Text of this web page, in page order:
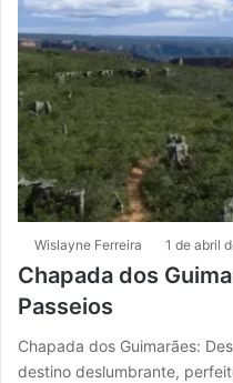
Wislayne Ferreira 1 de abril
Chapada dos
Passeios
Chapada dos Guimarães:
destino deslumbrante,